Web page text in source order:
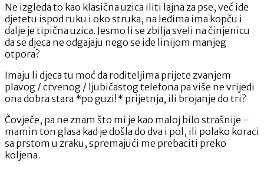
Ne izgleda to kao klasična uzica iliti lajna za pse, već ide
djetetu ispod ruku i oko struka, na leđima ima kopču i
dalje je tipična uzica. Jesmo li se zbilja sveli na činjenicu
da se djeca ne odgajaju nego se ide linijom manjeg
otpora?
Imaju li djeca tu moć da roditeljima prijete zvanjem
plavog / crvenog / ljubičastog telefona pa više ne vrijedi
ona dobra stara *po guzi!* prijetnja, ili brojanje do tri?
Čovječe, pa ne znam što mi je kao maloj bilo strašnije –
mamin ton glasa kad je došla do dva i pol, ili polako koraci
sa prstom u zraku, spremajući me prebaciti preko
koljena.